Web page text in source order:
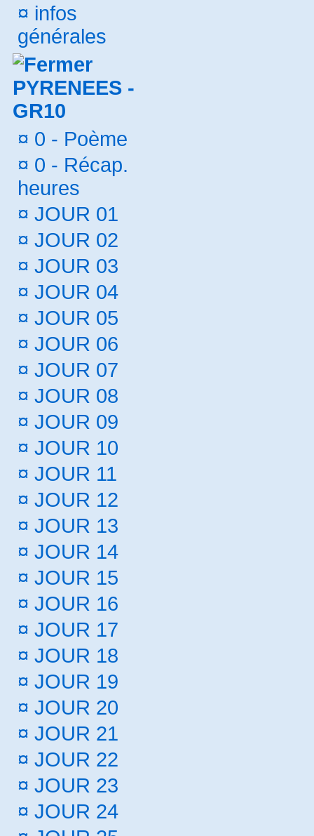
¤ infos
générales
PYRENEES -
GR10
¤ 0 - Poème
¤ 0 - Récap.
heures
¤ JOUR 01
¤ JOUR 02
¤ JOUR 03
¤ JOUR 04
¤ JOUR 05
¤ JOUR 06
¤ JOUR 07
¤ JOUR 08
¤ JOUR 09
¤ JOUR 10
¤ JOUR 11
¤ JOUR 12
¤ JOUR 13
¤ JOUR 14
¤ JOUR 15
¤ JOUR 16
¤ JOUR 17
¤ JOUR 18
¤ JOUR 19
¤ JOUR 20
¤ JOUR 21
¤ JOUR 22
¤ JOUR 23
¤ JOUR 24